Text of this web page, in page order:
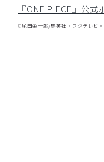
Mサイズでも良かっ
ップス(男女兼用)/
『ONE PIECE』公
©尾田栄一郎/集英社・フジテレビ